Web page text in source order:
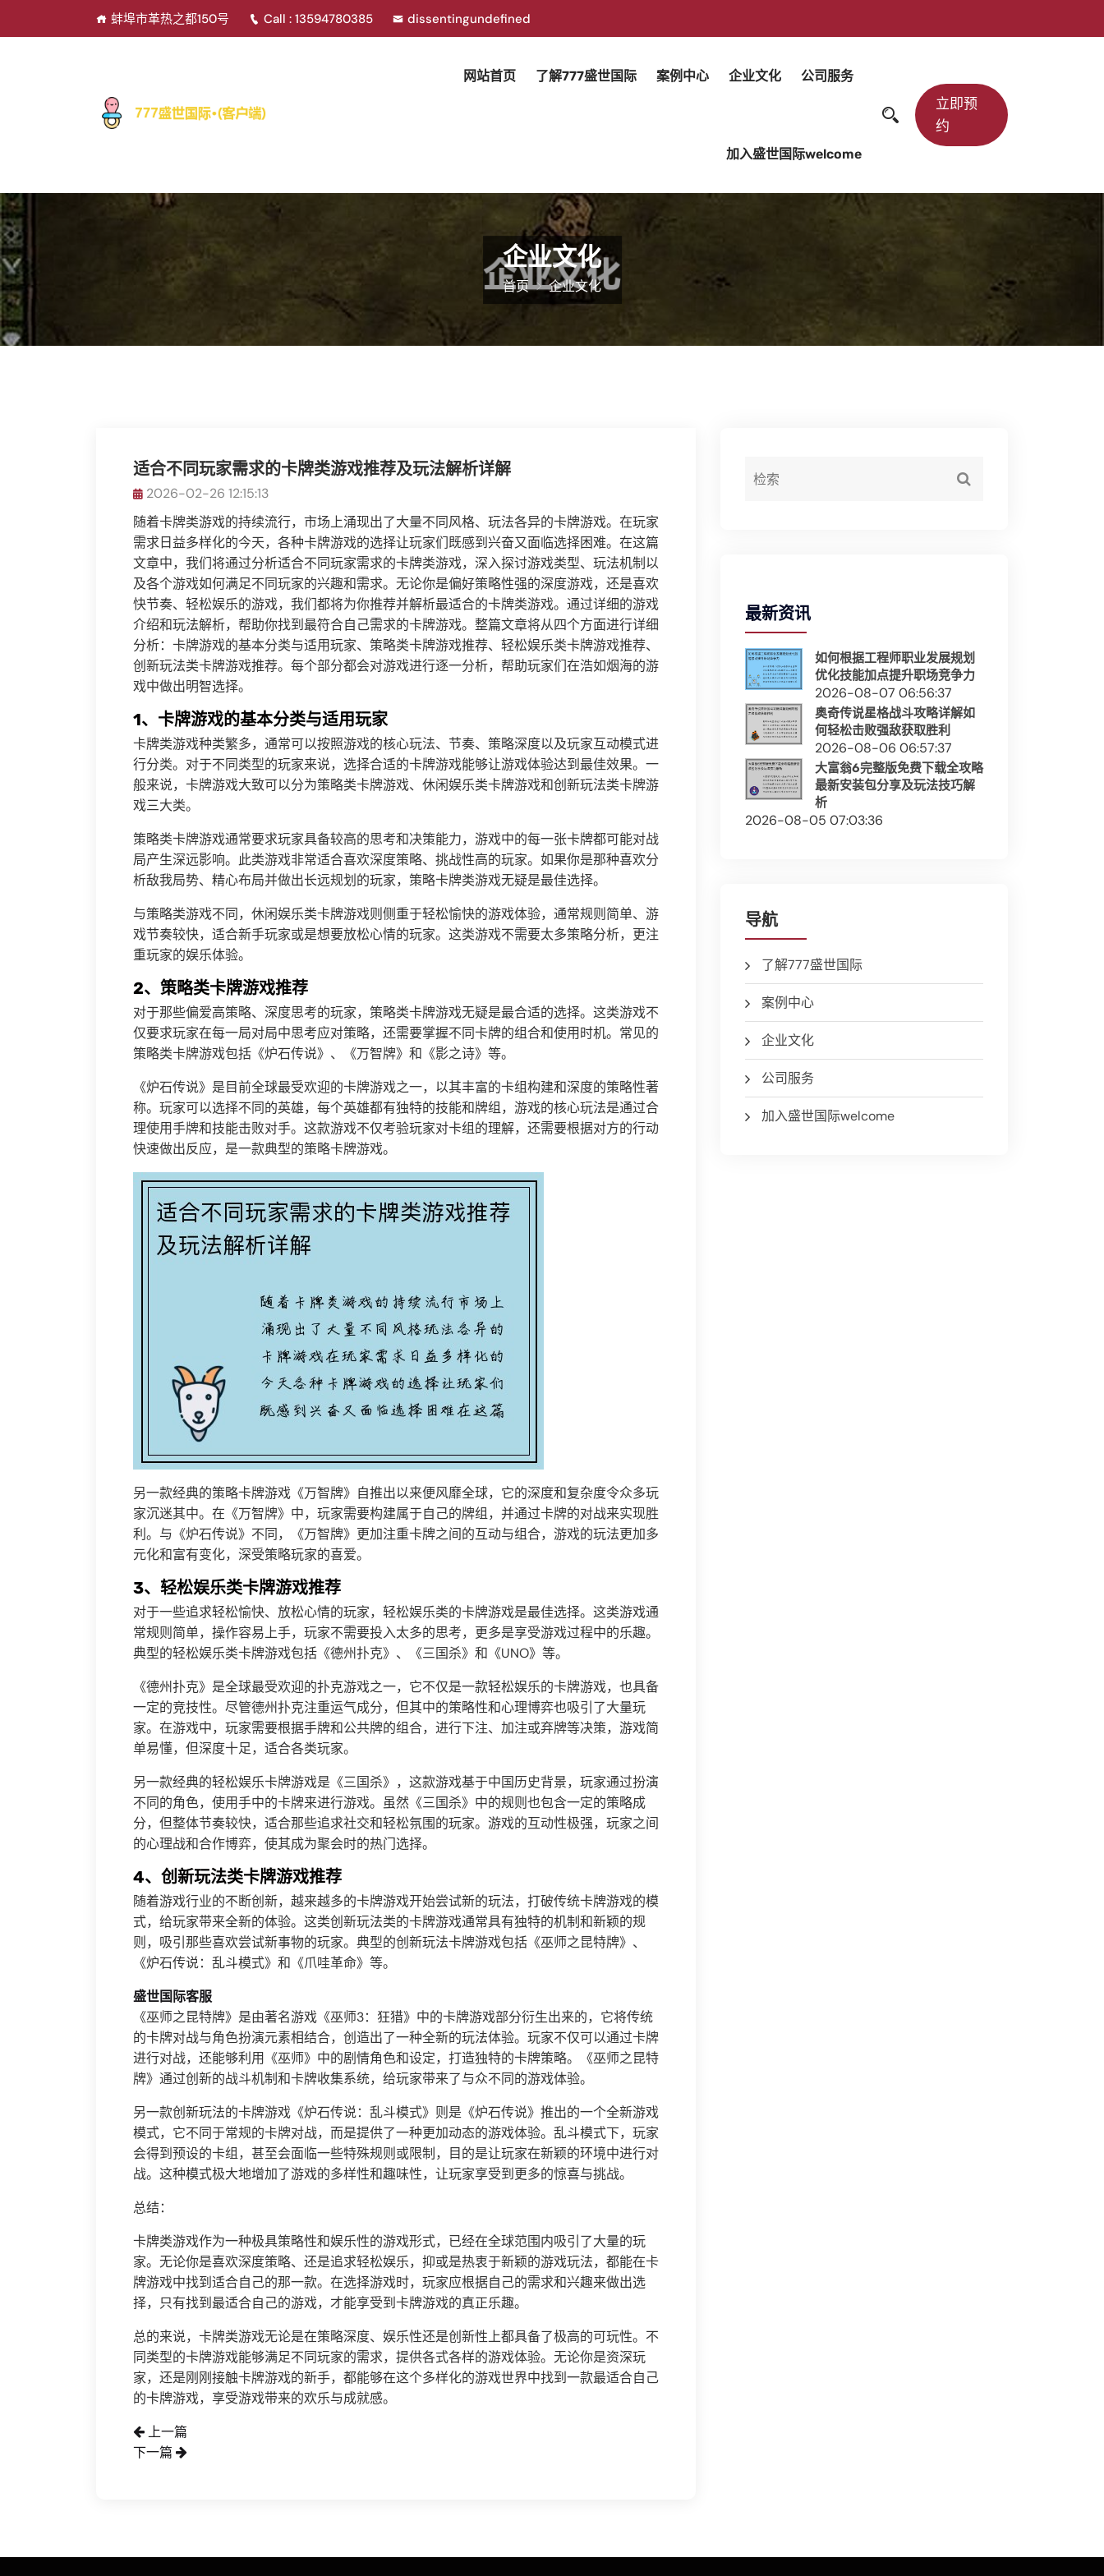
蚌埠市革热之都150号 Call : 13594780385 dissentingundefined
网站首页 了解777盛世国际 案例中心 企业文化 公司服务
加入盛世国际welcome
立即预
约
企业文化
首页 企业文化
适合不同玩家需求的卡牌类游戏推荐及玩法解析详解
2026-02-26 12:15:13
随着卡牌类游戏的持续流行，市场上涌现出了大量不同风格、玩法各异的卡牌游戏。在玩家
需求日益多样化的今天，各种卡牌游戏的选择让玩家们既感到兴奋又面临选择困难。在这篇
文章中，我们将通过分析适合不同玩家需求的卡牌类游戏，深入探讨游戏类型、玩法机制以
及各个游戏如何满足不同玩家的兴趣和需求。无论你是偏好策略性强的深度游戏，还是喜欢
快节奏、轻松娱乐的游戏，我们都将为你推荐并解析最适合的卡牌类游戏。通过详细的游戏
介绍和玩法解析，帮助你找到最符合自己需求的卡牌游戏。整篇文章将从四个方面进行详细
分析：卡牌游戏的基本分类与适用玩家、策略类卡牌游戏推荐、轻松娱乐类卡牌游戏推荐、
创新玩法类卡牌游戏推荐。每个部分都会对游戏进行逐一分析，帮助玩家们在浩如烟海的游
戏中做出明智选择。
1、卡牌游戏的基本分类与适用玩家
卡牌类游戏种类繁多，通常可以按照游戏的核心玩法、节奏、策略深度以及玩家互动模式进
行分类。对于不同类型的玩家来说，选择合适的卡牌游戏能够让游戏体验达到最佳效果。一
般来说，卡牌游戏大致可以分为策略类卡牌游戏、休闲娱乐类卡牌游戏和创新玩法类卡牌游
戏三大类。
策略类卡牌游戏通常要求玩家具备较高的思考和决策能力，游戏中的每一张卡牌都可能对战
局产生深远影响。此类游戏非常适合喜欢深度策略、挑战性高的玩家。如果你是那种喜欢分
析敌我局势、精心布局并做出长远规划的玩家，策略卡牌类游戏无疑是最佳选择。
与策略类游戏不同，休闲娱乐类卡牌游戏则侧重于轻松愉快的游戏体验，通常规则简单、游
戏节奏较快，适合新手玩家或是想要放松心情的玩家。这类游戏不需要太多策略分析，更注
重玩家的娱乐体验。
2、策略类卡牌游戏推荐
对于那些偏爱高策略、深度思考的玩家，策略类卡牌游戏无疑是最合适的选择。这类游戏不
仅要求玩家在每一局对局中思考应对策略，还需要掌握不同卡牌的组合和使用时机。常见的
策略类卡牌游戏包括《炉石传说》、《万智牌》和《影之诗》等。
《炉石传说》是目前全球最受欢迎的卡牌游戏之一，以其丰富的卡组构建和深度的策略性著
称。玩家可以选择不同的英雄，每个英雄都有独特的技能和牌组，游戏的核心玩法是通过合
理使用手牌和技能击败对手。这款游戏不仅考验玩家对卡组的理解，还需要根据对方的行动
快速做出反应，是一款典型的策略卡牌游戏。
另一款经典的策略卡牌游戏《万智牌》自推出以来便风靡全球，它的深度和复杂度令众多玩
家沉迷其中。在《万智牌》中，玩家需要构建属于自己的牌组，并通过卡牌的对战来实现胜
利。与《炉石传说》不同，《万智牌》更加注重卡牌之间的互动与组合，游戏的玩法更加多
元化和富有变化，深受策略玩家的喜爱。
3、轻松娱乐类卡牌游戏推荐
对于一些追求轻松愉快、放松心情的玩家，轻松娱乐类的卡牌游戏是最佳选择。这类游戏通
常规则简单，操作容易上手，玩家不需要投入太多的思考，更多是享受游戏过程中的乐趣。
典型的轻松娱乐类卡牌游戏包括《德州扑克》、《三国杀》和《UNO》等。
《德州扑克》是全球最受欢迎的扑克游戏之一，它不仅是一款轻松娱乐的卡牌游戏，也具备
一定的竞技性。尽管德州扑克注重运气成分，但其中的策略性和心理博弈也吸引了大量玩
家。在游戏中，玩家需要根据手牌和公共牌的组合，进行下注、加注或弃牌等决策，游戏简
单易懂，但深度十足，适合各类玩家。
另一款经典的轻松娱乐卡牌游戏是《三国杀》，这款游戏基于中国历史背景，玩家通过扮演
不同的角色，使用手中的卡牌来进行游戏。虽然《三国杀》中的规则也包含一定的策略成
分，但整体节奏较快，适合那些追求社交和轻松氛围的玩家。游戏的互动性极强，玩家之间
的心理战和合作博弈，使其成为聚会时的热门选择。
4、创新玩法类卡牌游戏推荐
随着游戏行业的不断创新，越来越多的卡牌游戏开始尝试新的玩法，打破传统卡牌游戏的模
式，给玩家带来全新的体验。这类创新玩法类的卡牌游戏通常具有独特的机制和新颖的规
则，吸引那些喜欢尝试新事物的玩家。典型的创新玩法卡牌游戏包括《巫师之昆特牌》、
《炉石传说：乱斗模式》和《爪哇革命》等。
盛世国际客服
《巫师之昆特牌》是由著名游戏《巫师3：狂猎》中的卡牌游戏部分衍生出来的，它将传统
的卡牌对战与角色扮演元素相结合，创造出了一种全新的玩法体验。玩家不仅可以通过卡牌
进行对战，还能够利用《巫师》中的剧情角色和设定，打造独特的卡牌策略。《巫师之昆特
牌》通过创新的战斗机制和卡牌收集系统，给玩家带来了与众不同的游戏体验。
另一款创新玩法的卡牌游戏《炉石传说：乱斗模式》则是《炉石传说》推出的一个全新游戏
模式，它不同于常规的卡牌对战，而是提供了一种更加动态的游戏体验。乱斗模式下，玩家
会得到预设的卡组，甚至会面临一些特殊规则或限制，目的是让玩家在新颖的环境中进行对
战。这种模式极大地增加了游戏的多样性和趣味性，让玩家享受到更多的惊喜与挑战。
总结：
卡牌类游戏作为一种极具策略性和娱乐性的游戏形式，已经在全球范围内吸引了大量的玩
家。无论你是喜欢深度策略、还是追求轻松娱乐，抑或是热衷于新颖的游戏玩法，都能在卡
牌游戏中找到适合自己的那一款。在选择游戏时，玩家应根据自己的需求和兴趣来做出选
择，只有找到最适合自己的游戏，才能享受到卡牌游戏的真正乐趣。
总的来说，卡牌类游戏无论是在策略深度、娱乐性还是创新性上都具备了极高的可玩性。不
同类型的卡牌游戏能够满足不同玩家的需求，提供各式各样的游戏体验。无论你是资深玩
家，还是刚刚接触卡牌游戏的新手，都能够在这个多样化的游戏世界中找到一款最适合自己
的卡牌游戏，享受游戏带来的欢乐与成就感。
上一篇
下一篇
最新资讯
如何根据工程师职业发展规划
优化技能加点提升职场竞争力
2026-08-07 06:56:37
奥奇传说星格战斗攻略详解如
何轻松击败强敌获取胜利
2026-08-06 06:57:37
大富翁6完整版免费下载全攻略
最新安装包分享及玩法技巧解
析
2026-08-05 07:03:36
导航
了解777盛世国际
案例中心
企业文化
公司服务
加入盛世国际welcome